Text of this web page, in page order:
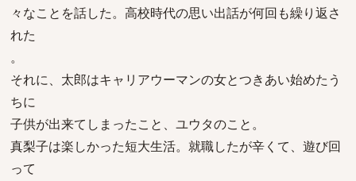
々なことを話した。高校時代の思い出話が何回も繰り返さ
れた
。
それに、太郎はキャリアウーマンの女とつきあい始めたう
ちに
子供が出来てしまったこと、ユウタのこと。
真梨子は楽しかった短大生活。就職したが辛くて、遊び回
って